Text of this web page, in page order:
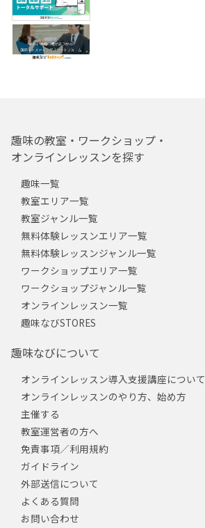
趣味の教室・ワークショップ・
オンラインレッスンを探す
趣味一覧
教室エリア一覧
教室ジャンル一覧
無料体験レッスンエリア一覧
無料体験レッスンジャンル一覧
ワークショップエリア一覧
ワークショップジャンル一覧
オンラインレッスン一覧
趣味なびSTORES
趣味なびについて
オンラインレッスン導入支援講座について
オンラインレッスンのやり方、始め方
主催する
教室運営者の方へ
免責事項／利用規約
ガイドライン
外部送信について
よくある質問
お問い合わせ